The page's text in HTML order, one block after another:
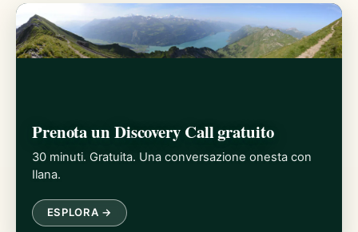
Prenota un Discovery Call gratuito
30 minuti. Gratuita. Una conversazione onesta con
Ilana.
ESPLORA →